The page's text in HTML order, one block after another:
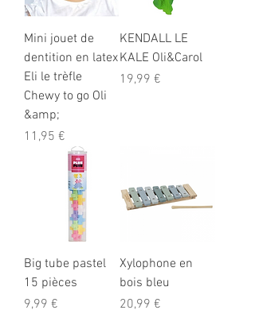
Mini jouet de
dentition en latex
Eli le trèfle
Chewy to go Oli
&amp;
Prix
11,95 €
KENDALL LE
KALE Oli&Carol
Prix
19,99 €
Big tube pastel
15 pièces
Prix
9,99 €
Xylophone en
bois bleu
Prix
20,99 €